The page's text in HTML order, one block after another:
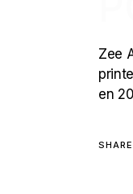
Zee
en
SHARE